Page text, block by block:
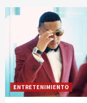
ENTRETENIMIENTO